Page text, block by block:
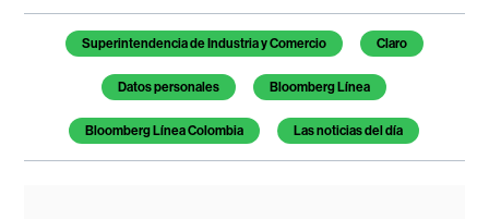
Temas de este artículo
Superintendencia de Industria y Comercio Claro
Datos personales Bloomberg Línea
Bloomberg Línea Colombia Las noticias del día